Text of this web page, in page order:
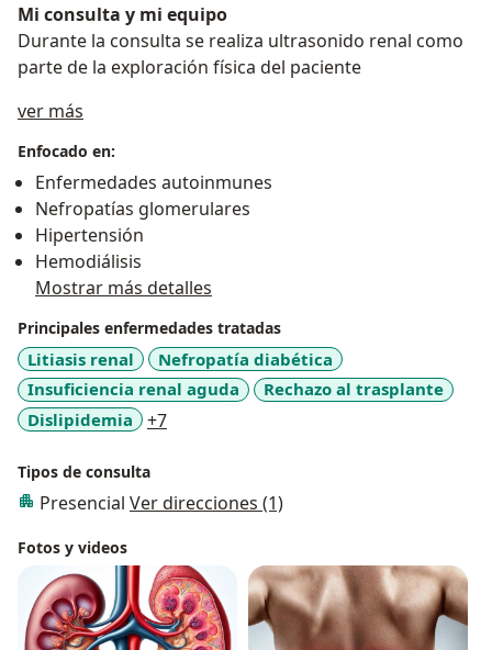
Mi consulta y mi equipo
Durante la consulta se realiza ultrasonido renal como
parte de la exploración física del paciente
ver más
Enfocado en:
Enfermedades autoinmunes
Nefropatías glomerulares
Hipertensión
Hemodiálisis
Mostrar más detalles
Principales enfermedades tratadas
Litiasis renal
Nefropatía diabética
Insuficiencia renal aguda
Rechazo al trasplante
Dislipidemia
+7a11y_sr_more_diseases
Tipos de consulta
Presencial Ver direcciones (1)
Fotos y videos